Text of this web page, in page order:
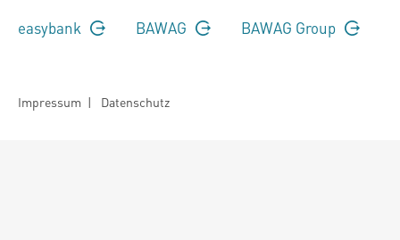
easybank BAWAG BAWAG Group
Impressum | Datenschutz